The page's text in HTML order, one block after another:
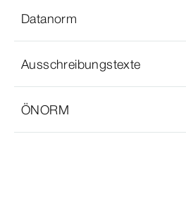
Datanorm
Ausschreibungstexte
ÖNORM